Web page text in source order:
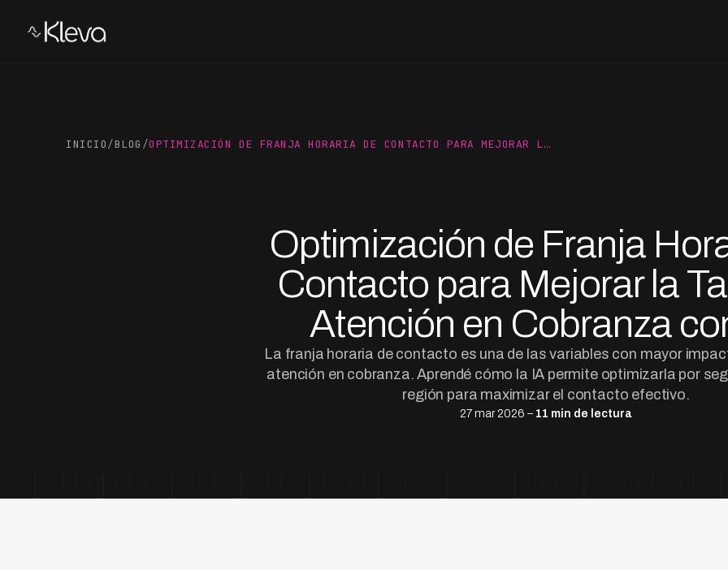
INICIO/BLOG /OPTIMIZACIÓN DE FRANJA HORARIA DE CONTACTO PARA MEJORAR L…
Optimización de Franja
Contacto para Mejorar la
Atención en Cobranza
La franja horaria de contacto es una de las variables con mayor
atención en cobranza. Aprendé cómo la IA permite optimizarla por
región para maximizar el contacto efectivo.
27 mar 2026 – 11 min de lectura